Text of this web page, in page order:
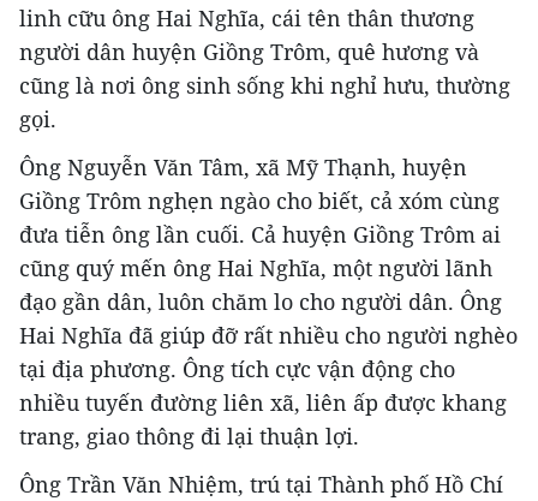
linh cữu ông Hai Nghĩa, cái tên thân thương
người dân huyện Giồng Trôm, quê hương và
cũng là nơi ông sinh sống khi nghỉ hưu, thường
gọi.
Ông Nguyễn Văn Tâm, xã Mỹ Thạnh, huyện
Giồng Trôm nghẹn ngào cho biết, cả xóm cùng
đưa tiễn ông lần cuối. Cả huyện Giồng Trôm ai
cũng quý mến ông Hai Nghĩa, một người lãnh
đạo gần dân, luôn chăm lo cho người dân. Ông
Hai Nghĩa đã giúp đỡ rất nhiều cho người nghèo
tại địa phương. Ông tích cực vận động cho
nhiều tuyến đường liên xã, liên ấp được khang
trang, giao thông đi lại thuận lợi.
Ông Trần Văn Nhiệm, trú tại Thành phố Hồ Chí